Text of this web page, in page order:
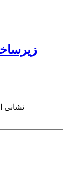
نشانی